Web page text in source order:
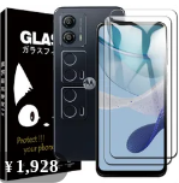
背面 保護 フィルム
OverLay 9H Plus モトロ
ーラ スマホ 9H高硬度
さらさら手触り反射防
止
¥ 1,928